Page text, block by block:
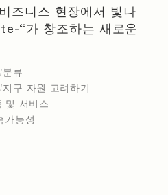
즈니스 현장에서 빛나
“가 창조하는 새로운
분류
지구 자원 고려하기
및 서비스
가능성